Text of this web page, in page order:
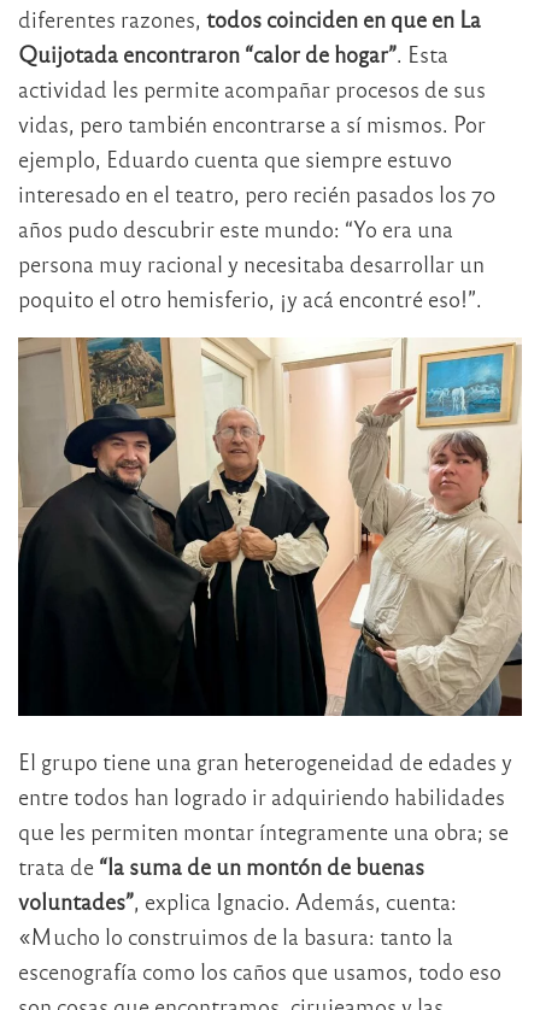
diferentes razones, todos coinciden en que en La
Quijotada encontraron “calor de hogar”. Esta
actividad les permite acompañar procesos de sus
vidas, pero también encontrarse a sí mismos. Por
ejemplo, Eduardo cuenta que siempre estuvo
interesado en el teatro, pero recién pasados los 70
años pudo descubrir este mundo: “Yo era una
persona muy racional y necesitaba desarrollar un
poquito el otro hemisferio, ¡y acá encontré eso!”.
El grupo tiene una gran heterogeneidad de edades y
entre todos han logrado ir adquiriendo habilidades
que les permiten montar íntegramente una obra; se
trata de “la suma de un montón de buenas
voluntades” , explica Ignacio. Además, cuenta:
«Mucho lo construimos de la basura: tanto la
escenografía como los caños que usamos, todo eso